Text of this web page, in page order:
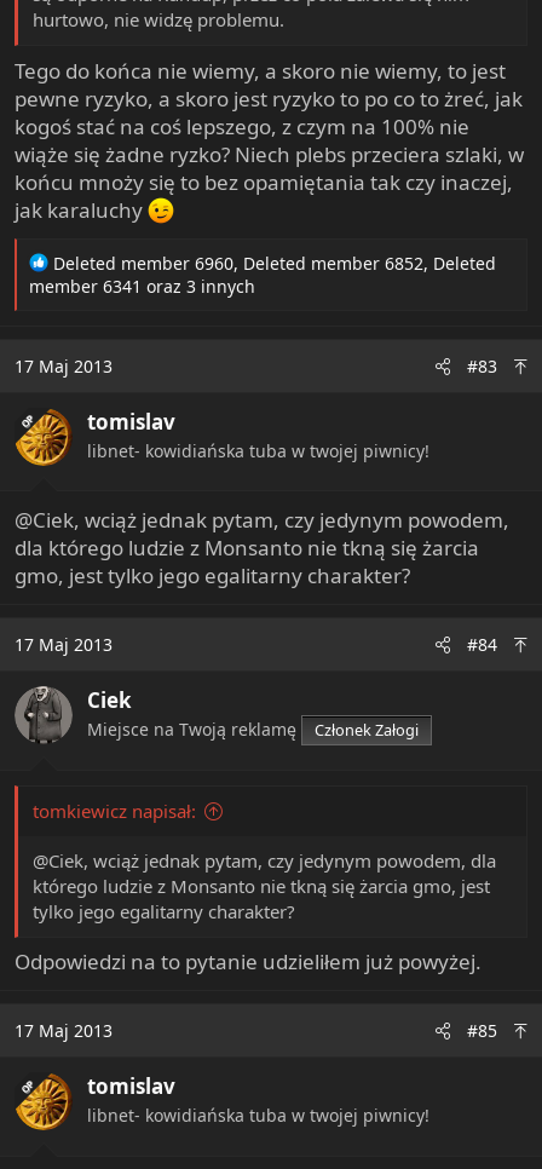
hurtowo, nie widzę problemu.
Tego do końca nie wiemy, a skoro nie wiemy, to jest
pewne ryzyko, a skoro jest ryzyko to po co to żreć, jak
kogoś stać na coś lepszego, z czym na 100% nie
wiąże się żadne ryzko? Niech plebs przeciera szlaki, w
końcu mnoży się to bez opamiętania tak czy inaczej,
jak karaluchy
R
e
i
n
s
:
Deleted member 6960, Deleted member 6852, Deleted
member 6341 oraz 3 innych
17 Maj 2013 #83
OP tomislav
libnet- kowidiańska tuba w twojej piwnicy!
@Ciek, wciąż jednak pytam, czy jedynym powodem,
dla którego ludzie z Monsanto nie tkną się żarcia
gmo, jest tylko jego egalitarny charakter?
17 Maj 2013 #84
Ciek
Miejsce na Twoją reklamę Członek Załogi
tomkiewicz napisał:
@Ciek, wciąż jednak pytam, czy jedynym powodem, dla
którego ludzie z Monsanto nie tkną się żarcia gmo, jest
tylko jego egalitarny charakter?
Odpowiedzi na to pytanie udzieliłem już powyżej.
17 Maj 2013 #85
OP tomislav
libnet- kowidiańska tuba w twojej piwnicy!